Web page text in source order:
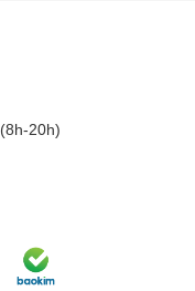
(8h-20h)